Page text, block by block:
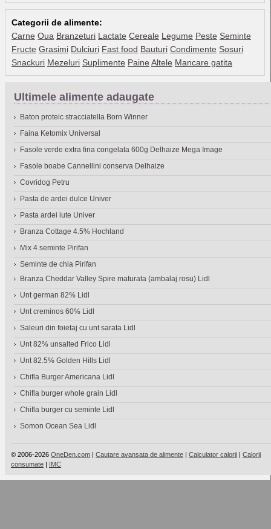
Categorii de alimente:
Carne Oua Branzeturi Lactate Cereale Legume Peste Seminte
Fructe Grasimi Dulciuri Fast food Bauturi Condimente Sosuri
Snackuri Mezeluri Suplimente Paine Altele Mancare gatita
Ultimele alimente adaugate
Baton proteic stracciatella Born Winner
Faina Ketomix Universal
Fasole verde extra fina congelata 600g Delhaize Mega Image
Fasole boabe Cannellini conserva Delhaize
Covridog Petru
Pasta de ardei dulce Univer
Pasta ardei iute Univer
Branza Cottage 4.5% Hochland
Mix 4 seminte Pirifan
Seminte de chia Pirifan
Branza Cheddar Valley Spire maturata (ambalaj rosu) Lidl
Unt german 82% Lidl
Unt creminos 60% Lidl
Saleuri din foietaj cu unt sarata Lidl
Unt 82% unsalted Frico Lidl
Unt 82.5% Golden Hills Lidl
Chifla Burger Americana Lidl
Chifla burger whole grain Lidl
Chifla burger cu seminte Lidl
Somon Ocean Sea Lidl
© 2006-2026 OneDen.com | Cautare avansata de alimente | Calculator calorii | Calorii
consumate | IMC